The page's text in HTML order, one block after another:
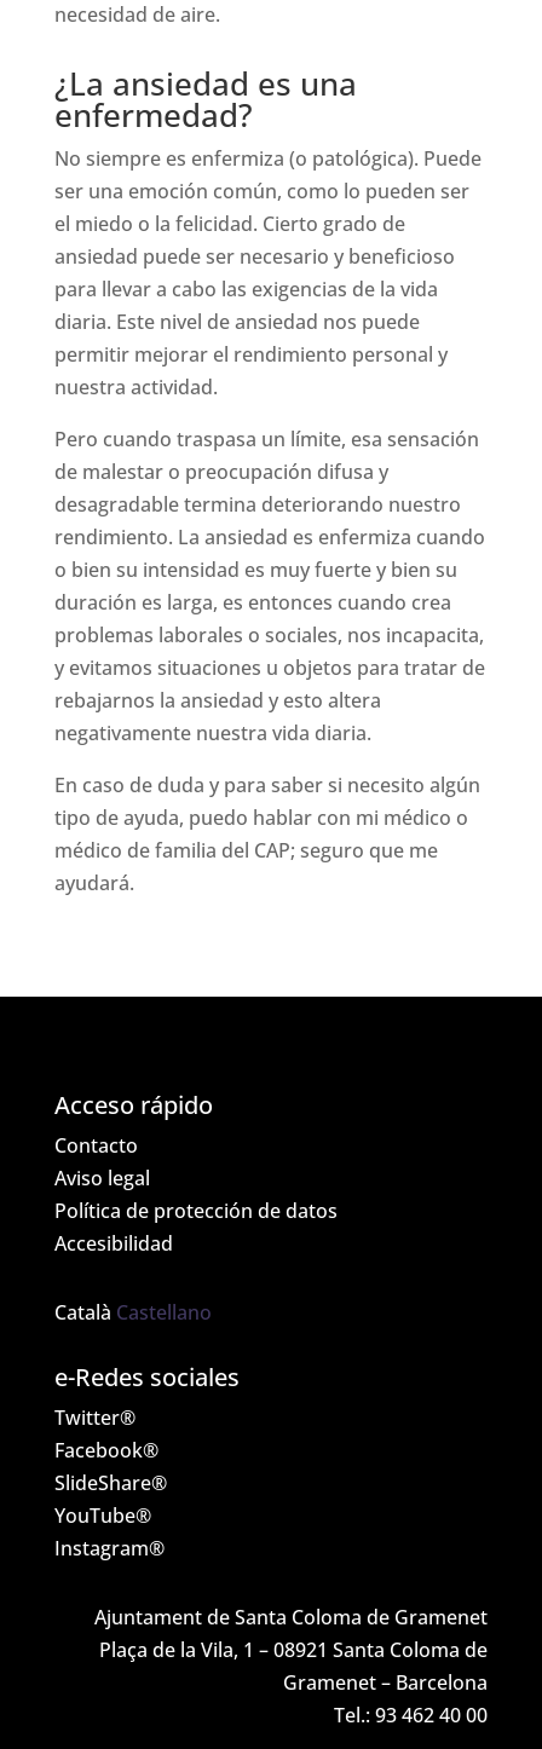
necesidad de aire.
¿La ansiedad es una
enfermedad?
No siempre es enfermiza (o patológica). Puede
ser una emoción común, como lo pueden ser
el miedo o la felicidad. Cierto grado de
ansiedad puede ser necesario y beneficioso
para llevar a cabo las exigencias de la vida
diaria. Este nivel de ansiedad nos puede
permitir mejorar el rendimiento personal y
nuestra actividad.
Pero cuando traspasa un límite, esa sensación
de malestar o preocupación difusa y
desagradable termina deteriorando nuestro
rendimiento. La ansiedad es enfermiza cuando
o bien su intensidad es muy fuerte y bien su
duración es larga, es entonces cuando crea
problemas laborales o sociales, nos incapacita,
y evitamos situaciones u objetos para tratar de
rebajarnos la ansiedad y esto altera
negativamente nuestra vida diaria.
En caso de duda y para saber si necesito algún
tipo de ayuda, puedo hablar con mi médico o
médico de familia del CAP; seguro que me
ayudará.
Acceso rápido
Contacto
Aviso legal
Política de protección de datos
Accesibilidad
Català Castellano
e-Redes sociales
Twitter®
Facebook®
SlideShare®
YouTube®
Instagram®
Ajuntament de Santa Coloma de Gramenet
Plaça de la Vila, 1 – 08921 Santa Coloma de
Gramenet – Barcelona
Tel.: 93 462 40 00